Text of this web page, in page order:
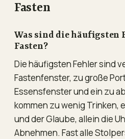
Fasten
Was sind die häufigsten
Fasten?
Die häufigsten Fehler sind
Fastenfenster, zu große
Essensfenster und ein zu
kommen zu wenig Trinken,
und der Glaube, allein die
Abnehmen. Fast alle